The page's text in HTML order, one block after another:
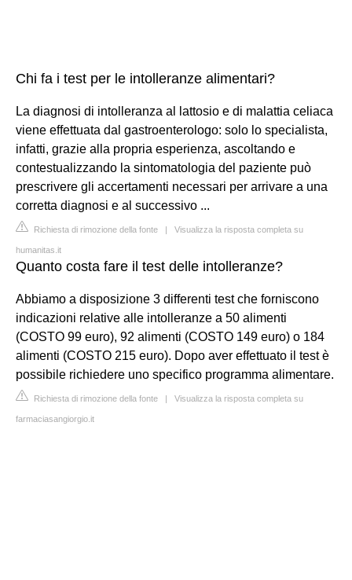
Chi fa i test per le intolleranze alimentari?
La diagnosi di intolleranza al lattosio e di malattia celiaca
viene effettuata dal gastroenterologo: solo lo specialista,
infatti, grazie alla propria esperienza, ascoltando e
contestualizzando la sintomatologia del paziente può
prescrivere gli accertamenti necessari per arrivare a una
corretta diagnosi e al successivo ...
Richiesta di rimozione della fonte | Visualizza la risposta completa su
humanitas.it
Quanto costa fare il test delle intolleranze?
Abbiamo a disposizione 3 differenti test che forniscono
indicazioni relative alle intolleranze a 50 alimenti
(COSTO 99 euro), 92 alimenti (COSTO 149 euro) o 184
alimenti (COSTO 215 euro). Dopo aver effettuato il test è
possibile richiedere uno specifico programma alimentare.
Richiesta di rimozione della fonte | Visualizza la risposta completa su
farmaciasangiorgio.it